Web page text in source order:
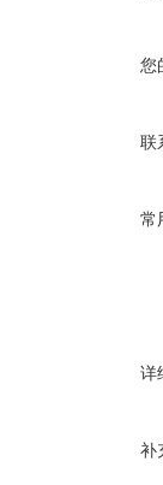
您
联
常
详
补